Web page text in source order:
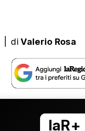
di Valerio Rosa
laR+